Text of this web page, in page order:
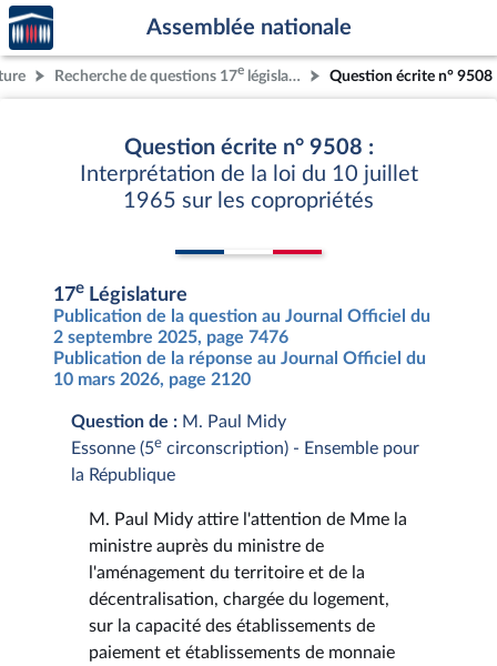
Aller au contenu
Aller en bas de la page
Accèder
à la
page
d'accueil
Assemblée nationale
Recherche de questions 17e législature Question écrite n° 9508
Question écrite n° 9508 :
Interprétation de la loi du 10 juillet
1965 sur les copropriétés
17e Législature
Publication de la question au Journal Officiel du
2 septembre 2025, page 7476
Publication de la réponse au Journal Officiel du
10 mars 2026, page 2120
Question de : M. Paul Midy
Essonne (5e circonscription) - Ensemble pour
la République
M. Paul Midy attire l'attention de Mme la
ministre auprès du ministre de
l'aménagement du territoire et de la
décentralisation, chargée du logement,
sur la capacité des établissements de
paiement et établissements de monnaie